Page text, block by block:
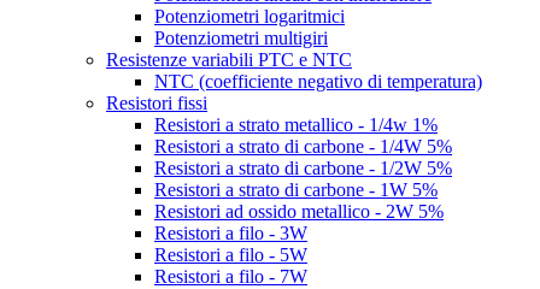
Potenziometri logaritmici
Potenziometri multigiri
Resistenze variabili PTC e NTC
NTC (coefficiente negativo di temperatura)
Resistori fissi
Resistori a strato metallico - 1/4w 1%
Resistori a strato di carbone - 1/4W 5%
Resistori a strato di carbone - 1/2W 5%
Resistori a strato di carbone - 1W 5%
Resistori ad ossido metallico - 2W 5%
Resistori a filo - 3W
Resistori a filo - 5W
Resistori a filo - 7W